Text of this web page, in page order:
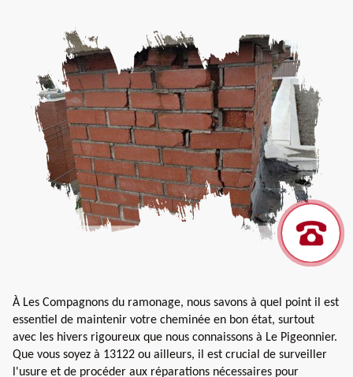
À Les Compagnons du ramonage, nous savons à quel point il est
essentiel de maintenir votre cheminée en bon état, surtout
avec les hivers rigoureux que nous connaissons à Le Pigeonnier.
Que vous soyez à 13122 ou ailleurs, il est crucial de surveiller
l'usure et de procéder aux réparations nécessaires pour